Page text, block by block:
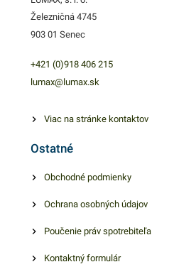
netoxická, fólie vedia odolať
nízkej teploty. Sú určené na
ľahké použitie nie len vo
kaviarňach, reštauráciach a
fólia má vysokú tvrdosť,
vďaka čomu je aj vhodná na
Železničná 4745
903 01 Senec
+421 (0)918 406 215
lumax@lumax.sk
Viac na stránke kontaktov
Ostatné
Obchodné podmienky
Ochrana osobných údajov
Poučenie práv spotrebiteľa
Kontaktný formulár